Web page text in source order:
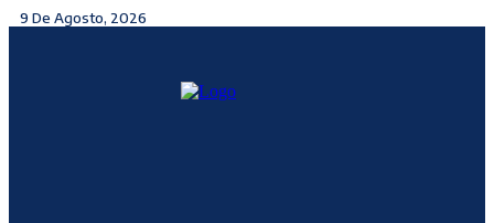
9 De Agosto, 2026